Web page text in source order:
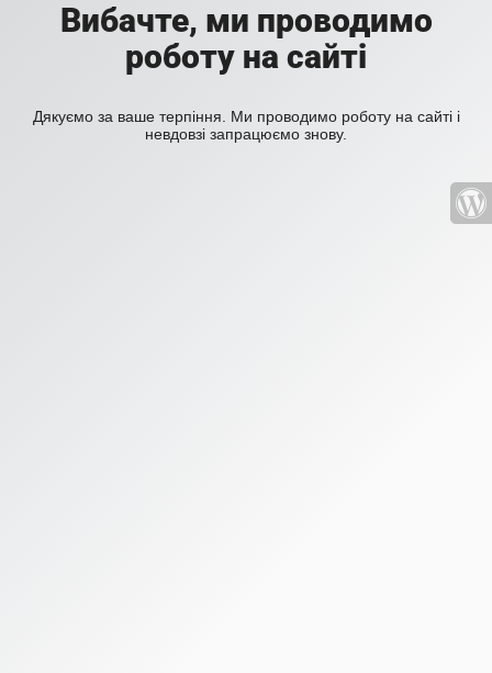
Вибачте, ми проводимо
роботу на сайті
Дякуємо за ваше терпіння. Ми проводимо роботу на сайті і
невдовзі запрацюємо знову.